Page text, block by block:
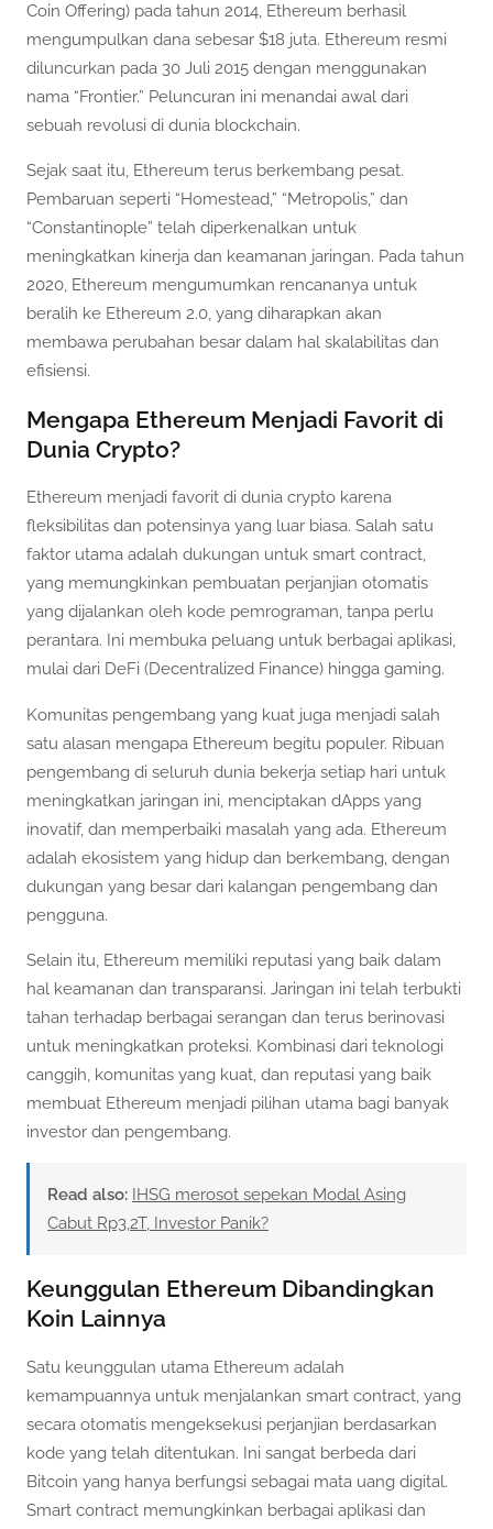
Coin Offering) pada tahun 2014, Ethereum berhasil
mengumpulkan dana sebesar $18 juta. Ethereum resmi
diluncurkan pada 30 Juli 2015 dengan menggunakan
nama “Frontier.” Peluncuran ini menandai awal dari
sebuah revolusi di dunia blockchain.
Sejak saat itu, Ethereum terus berkembang pesat.
Pembaruan seperti “Homestead,” “Metropolis,” dan
“Constantinople” telah diperkenalkan untuk
meningkatkan kinerja dan keamanan jaringan. Pada tahun
2020, Ethereum mengumumkan rencananya untuk
beralih ke Ethereum 2.0, yang diharapkan akan
membawa perubahan besar dalam hal skalabilitas dan
efisiensi.
Mengapa Ethereum Menjadi Favorit di
Dunia Crypto?
Ethereum menjadi favorit di dunia crypto karena
fleksibilitas dan potensinya yang luar biasa. Salah satu
faktor utama adalah dukungan untuk smart contract,
yang memungkinkan pembuatan perjanjian otomatis
yang dijalankan oleh kode pemrograman, tanpa perlu
perantara. Ini membuka peluang untuk berbagai aplikasi,
mulai dari DeFi (Decentralized Finance) hingga gaming.
Komunitas pengembang yang kuat juga menjadi salah
satu alasan mengapa Ethereum begitu populer. Ribuan
pengembang di seluruh dunia bekerja setiap hari untuk
meningkatkan jaringan ini, menciptakan dApps yang
inovatif, dan memperbaiki masalah yang ada. Ethereum
adalah ekosistem yang hidup dan berkembang, dengan
dukungan yang besar dari kalangan pengembang dan
pengguna.
Selain itu, Ethereum memiliki reputasi yang baik dalam
hal keamanan dan transparansi. Jaringan ini telah terbukti
tahan terhadap berbagai serangan dan terus berinovasi
untuk meningkatkan proteksi. Kombinasi dari teknologi
canggih, komunitas yang kuat, dan reputasi yang baik
membuat Ethereum menjadi pilihan utama bagi banyak
investor dan pengembang.
Read also: IHSG merosot sepekan Modal Asing
Cabut Rp3,2T, Investor Panik?
Keunggulan Ethereum Dibandingkan
Koin Lainnya
Satu keunggulan utama Ethereum adalah
kemampuannya untuk menjalankan smart contract, yang
secara otomatis mengeksekusi perjanjian berdasarkan
kode yang telah ditentukan. Ini sangat berbeda dari
Bitcoin yang hanya berfungsi sebagai mata uang digital.
Smart contract memungkinkan berbagai aplikasi dan